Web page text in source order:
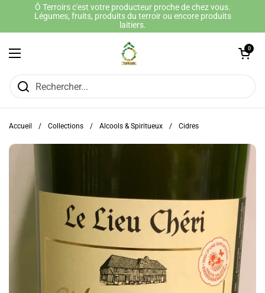
Passer au contenuÔ Terroirs c'est votre producteur proche de chez vous.
Légumes, fruits, produits du terroir ou encore produits
laitiers.
Ouvrir le menu
Ouvrir le
0
Accueil / Collections / Alcools & Spiritueux / Cidres